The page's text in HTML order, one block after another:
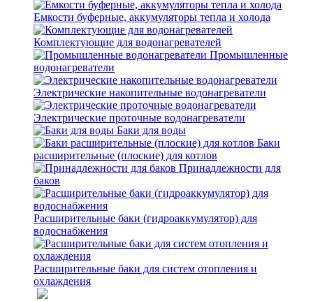
Емкости буферные, аккумуляторы тепла и холода
Комплектующие для водонагревателей
Промышленные
водонагреватели
Электрические накопительные водонагреватели
Электрические проточные водонагреватели
Баки для воды
Баки
расширительные (плоские) для котлов
Принадлежности для
баков
Расширительные баки (гидроаккумулятор) для
водоснабжения
Расширительные баки для систем отопления и
охлаждения